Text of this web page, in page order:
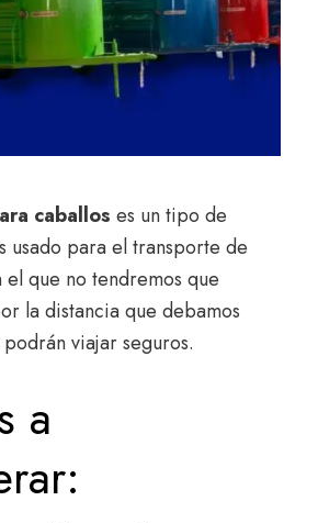
caballos es un tipo de
usado para el transporte de
que no tendremos que
la distancia que debamos
viajar seguros.
a